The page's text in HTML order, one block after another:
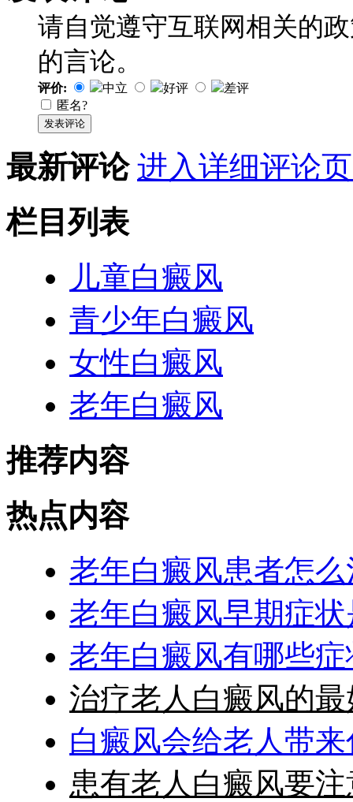
请自觉遵守互联网相关的
的言论。
评价: 中立 好评
差评
匿名?
发表评论
最新评论 进入详细评论
栏目列表
儿童白癜风
青少年白癜风
女性白癜风
老年白癜风
推荐内容
热点内容
老年白癜风患者怎
老年白癜风早期症
老年白癜风有哪些症
治疗老人白癜风的
白癜风会给老人带
患有老人白癜风要